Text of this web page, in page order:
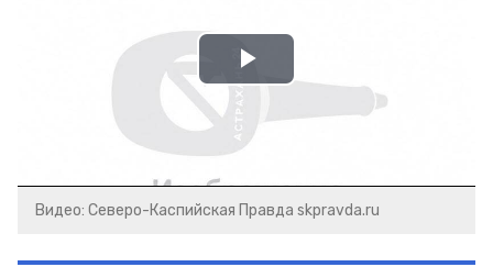
Play
Video
Видео: Северо-Каспийская Правда skpravda.ru